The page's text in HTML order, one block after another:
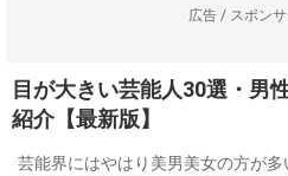
広告 / スポン
目が大きい芸能人30選・男
紹介【最新版】
芸能界にはやはり美男美女の方が